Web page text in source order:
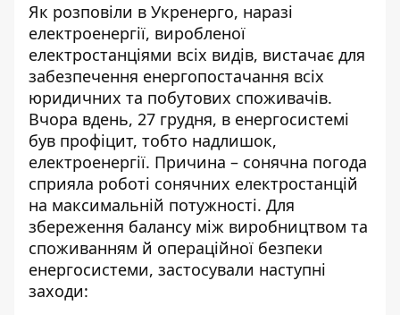
Як розповіли в Укренерго, наразі
електроенергії, виробленої
електростанціями всіх видів, вистачає для
забезпечення енергопостачання всіх
юридичних та побутових споживачів.
Вчора вдень, 27 грудня, в енергосистемі
був профіцит, тобто надлишок,
електроенергії. Причина – сонячна погода
сприяла роботі сонячних електростанцій
на максимальній потужності. Для
збереження балансу між виробництвом та
споживанням й операційної безпеки
енергосистеми, застосували наступні
заходи: